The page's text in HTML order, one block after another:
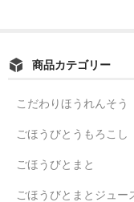
商品カテゴリー
こだわりほうれんそう
ごほうびとうもろこし
ごほうびとまと
ごほうびとまとジュー